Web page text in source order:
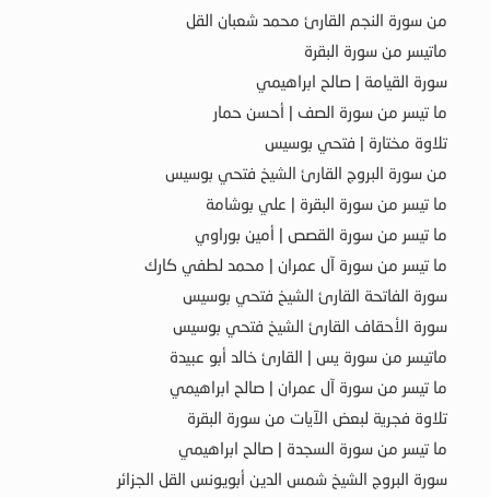
من سورة النجم القارئ محمد شعبان القل
ماتيسر من سورة البقرة
سورة القيامة | صالح ابراهيمي
ما تيسر من سورة الصف | أحسن حمار
تلاوة مختارة | فتحي بوسيس
من سورة البروج القارئ الشيخ فتحي بوسيس
ما تيسر من سورة البقرة | علي بوشامة
ما تيسر من سورة القصص | أمين بوراوي
ما تيسر من سورة آل عمران | محمد لطفي كارك
سورة الفاتحة القارئ الشيخ فتحي بوسيس
سورة الأحقاف القارئ الشيخ فتحي بوسيس
ماتيسر من سورة يس | القارئ خالد أبو عبيدة
ما تيسر من سورة آل عمران | صالح ابراهيمي
تلاوة فجرية لبعض الآيات من سورة البقرة
ما تيسر من سورة السجدة | صالح ابراهيمي
سورة البروج الشيخ شمس الدين أبويونس القل الجزائر